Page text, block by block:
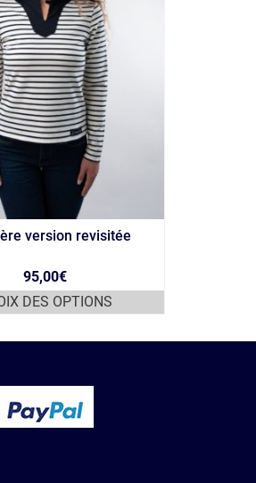
version revisitée
95,00€
DES OPTIONS
variations.
Les
options
peuvent